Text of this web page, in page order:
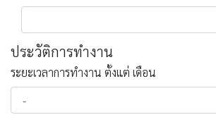
ประวัติการทำงาน
ระยะเวลาการทำงาน ตั้งแต่ เดือน